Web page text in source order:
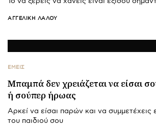
ΑΓΓΕΛΙΚΉ ΛΆΛΟΥ
ΕΜΕΙΣ
Μπαμπά δεν χρειάζεται να είσαι
ή σούπερ ήρωας
Αρκεί να είσαι παρών και να
του παιδιού σου